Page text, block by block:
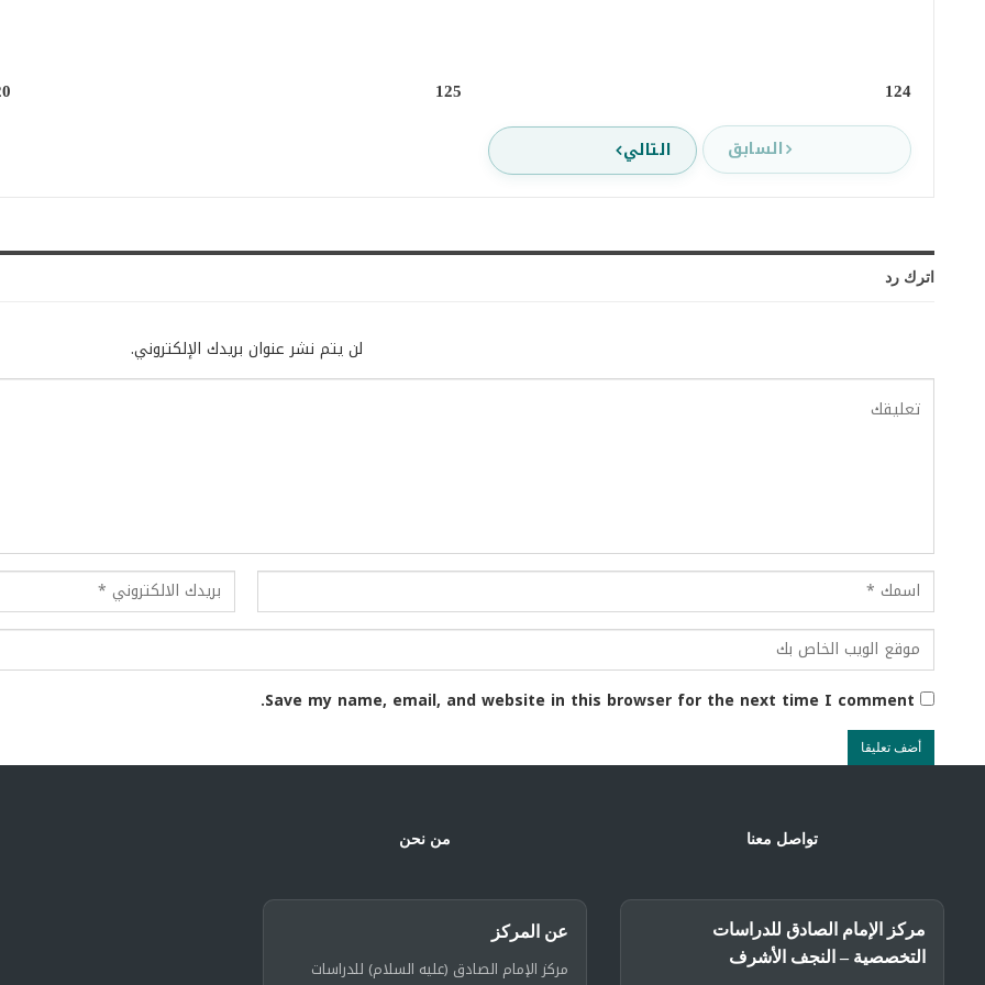
124
125
السابق التالي
اترك رد
لن يتم نشر عنوان بريدك الإلكتروني.
Save my name, email, and website in this browser for the next time I comment.
تواصل معنا
مركز الإمام الصادق للدراسات
التخصصية – النجف الأشرف
من نحن
عن المركز
مركز الإمام الصادق (عليه السلام) للدراسات